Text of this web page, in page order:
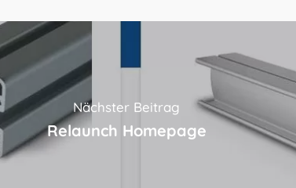
Nächster Beitrag
Relaunch Homepage